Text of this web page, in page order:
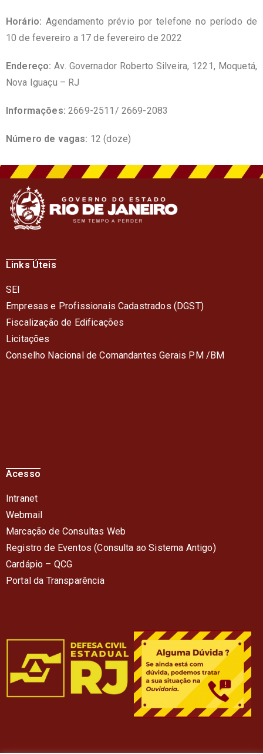
Horário: Agendamento prévio por telefone no período de
10 de fevereiro a 17 de fevereiro de 2022
Endereço:Av. Governador Roberto Silveira, 1221, Moquetá,
Nova Iguaçu – RJ
Informações:2669-2511/ 2669-2083
Número de vagas: 12 (doze)
Links Úteis
SEI
Empresas e Profissionais Cadastrados (DGST)
Fiscalização de Edificações
Licitações
Conselho Nacional de Comandantes Gerais PM /BM
Acesso
Intranet
Webmail
Marcação de Consultas Web
Registro de Eventos (Consulta ao Sistema Antigo)
Cardápio – QCG
Portal da Transparência